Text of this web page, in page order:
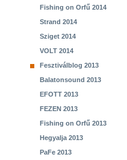
Fishing on Orfű 2014
Strand 2014
Sziget 2014
VOLT 2014
Fesztiválblog 2013
Balatonsound 2013
EFOTT 2013
FEZEN 2013
Fishing on Orfű 2013
Hegyalja 2013
PaFe 2013